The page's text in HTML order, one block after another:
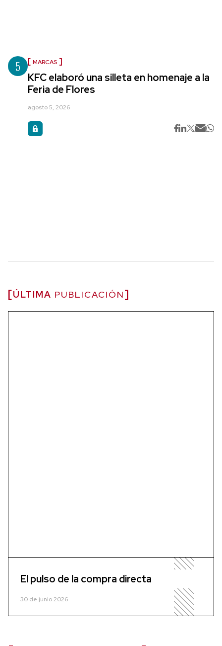
5 MARCAS
KFC elaboró una silleta en homenaje a la
Feria de Flores
agosto 5, 2026
ÚLTIMA PUBLICACIÓN
El pulso de la compra directa
30 de junio 2026